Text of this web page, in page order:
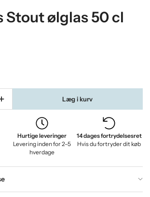
Stout ølglas 50 cl
Læg i kurv
Hurtige leveringer
Levering inden for 2–5
hverdage
14 dages fortrydelsesret
Hvis du fortryder dit køb